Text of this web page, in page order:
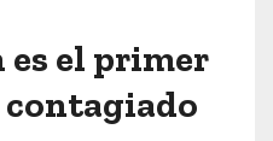
es el primer